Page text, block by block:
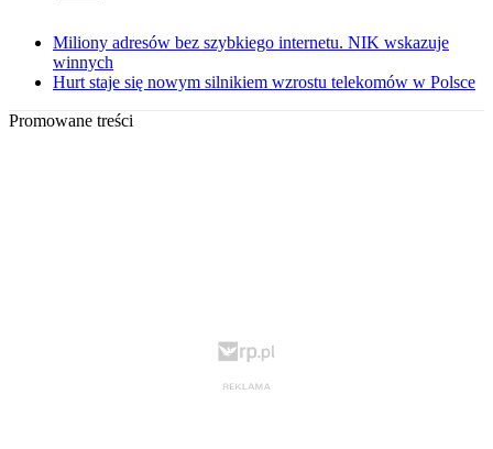
Miliony adresów bez szybkiego internetu. NIK wskazuje
winnych
Hurt staje się nowym silnikiem wzrostu telekomów w Polsce
Promowane treści